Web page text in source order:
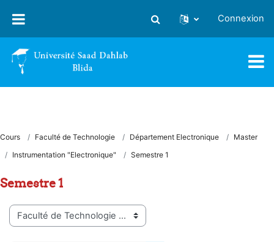
Activer/désactiver la saisie
Connexion
Cours Faculté de Technologie Département Electronique
Master
Instrumentation "Electronique"
Semestre 1
Semestre 1
Catégories de cours